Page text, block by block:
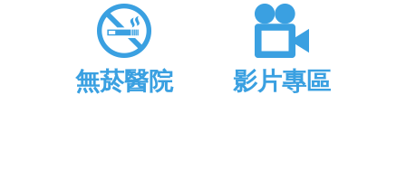
無菸醫院 影片專區